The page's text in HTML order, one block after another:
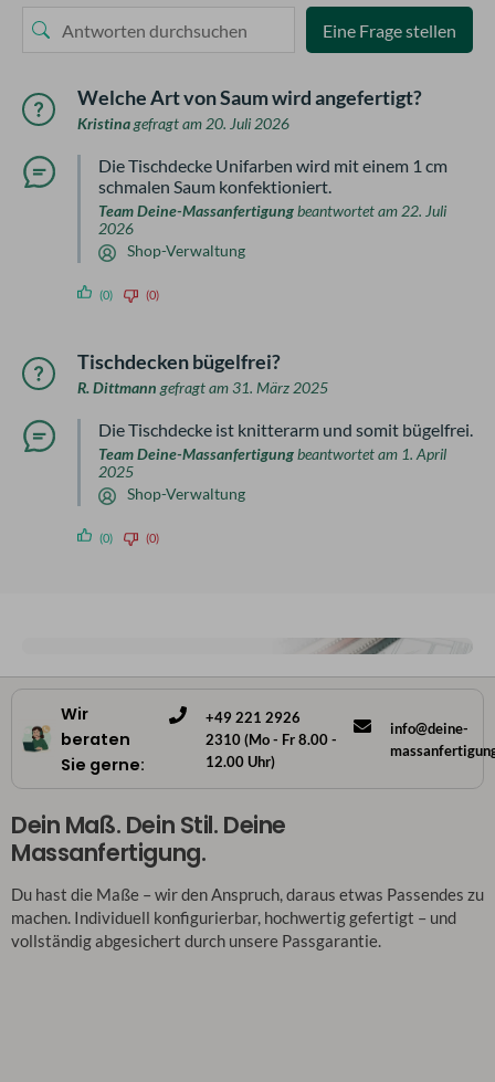
Eine Frage stellen
Welche Art von Saum wird angefertigt?
Kristinagefragt am 20. Juli 2026
Die Tischdecke Unifarben wird mit einem 1 cm
schmalen Saum konfektioniert.
Team Deine-Massanfertigungbeantwortet am 22. Juli
2026
Shop-Verwaltung
(0) (0)
Tischdecken bügelfrei?
R. Dittmann gefragt am 31. März 2025
Die Tischdecke ist knitterarm und somit bügelfrei.
Team Deine-Massanfertigungbeantwortet am 1. April
2025
Shop-Verwaltung
(0) (0)
Wir
beraten
Sie gerne:
+49 221 2926
2310 (Mo - Fr 8.00 -
12.00 Uhr)
info@deine-
Dein Maß. Dein Stil. Deine
Massanfertigung.
Du hast die Maße – wir den Anspruch, daraus etwas Passendes zu
machen. Individuell konfigurierbar, hochwertig gefertigt – und
vollständig abgesichert durch unsere Passgarantie.